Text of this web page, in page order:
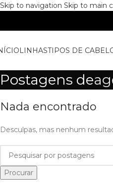
Skip to navigation Skip to main
LINHASTIPOS DE
Postagens de
Nada encontrado
Desculpas, mas nenhum
Procurar